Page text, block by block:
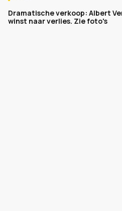
Dramatische verkoop: Albert
winst naar verlies. Zie foto's